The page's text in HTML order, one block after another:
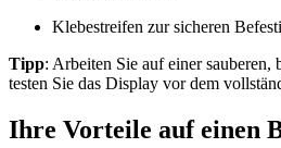
Klebestreifen zur sicheren
Tipp: Arbeiten Sie auf einer sauberen,
testen Sie das Display vor dem
Ihre Vorteile auf einen